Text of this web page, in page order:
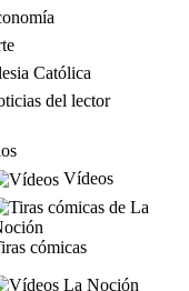
Católica
del lector
Vídeos
cómicas